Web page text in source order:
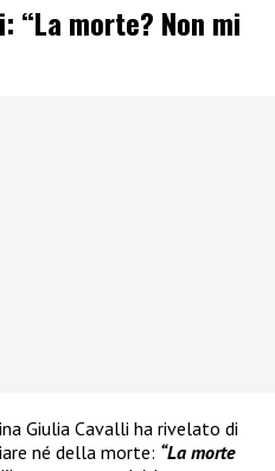
“La morte? Non mi
Giulia Cavalli ha rivelato di
né della morte: “La morte